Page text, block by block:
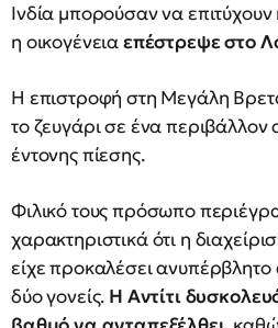
Ινδία μπορούσαν να
η οικογένειαεπέστρεψε στο
Η επιστροφή στη Μεγάλη
το ζευγάρι σε ένα
έντονης πίεσης.
Φιλικό τους πρόσωπο
χαρακτηριστικά ότι η
είχε προκαλέσει ανυπέρβλητο
δύο γονείς. Η Αντίτι